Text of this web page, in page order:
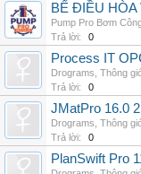
BỂ ĐIỀU
Pump Pro Bơm
Trả lời:
0
Process IT
Drograms Thông
Trả lời:
0
JMatPro 16.0 2
Drograms Thông
Trả lời:
0
PlanSwift Pro